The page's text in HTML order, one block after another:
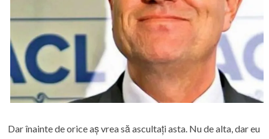
Dar înainte de orice aș vrea să ascultați asta. Nu de alta, dar eu